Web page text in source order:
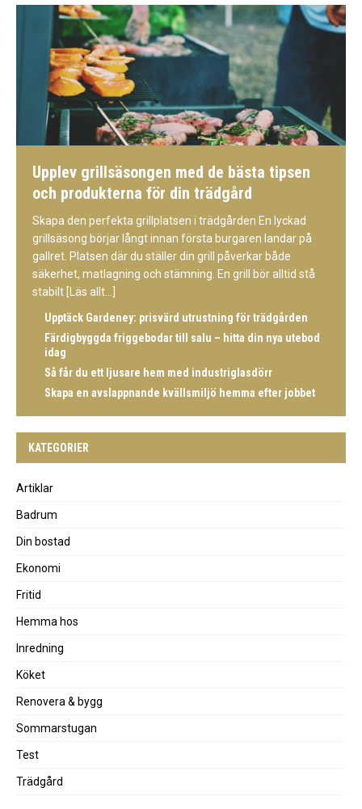
Upplev grillsäsongen med de bästa tipsen
och produkterna för din trädgård
Skapa den perfekta grillplatsen i trädgården En lyckad
grillsäsong börjar långt innan första burgaren landar på
gallret. Platsen där du ställer din grill påverkar både
säkerhet, matlagning och stämning. En grill bör alltid stå
stabilt
[Läs allt...]
Upptäck Gardeney: prisvärd utrustning för trädgården
Färdigbyggda friggebodar till salu – hitta din nya utebod
idag
Så får du ett ljusare hem med industriglasdörr
Skapa en avslappnande kvällsmiljö hemma efter jobbet
KATEGORIER
Artiklar
Badrum
Din bostad
Ekonomi
Fritid
Hemma hos
Inredning
Köket
Renovera & bygg
Sommarstugan
Test
Trädgård